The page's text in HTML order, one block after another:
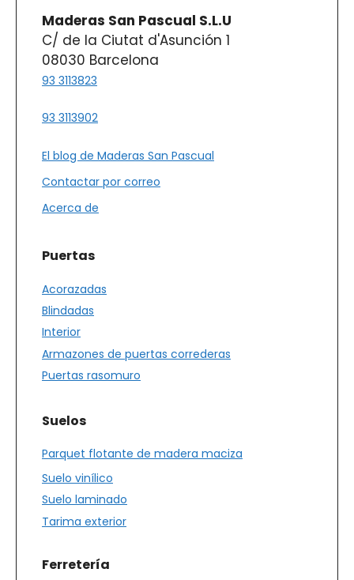
Maderas San Pascual S.L.U
C/ de la Ciutat d'Asunción 1
08030 Barcelona
93 3113823
93 3113902
El blog de Maderas San Pascual
Contactar por correo
Acerca de
Puertas
Acorazadas
Blindadas
Interior
Armazones de puertas correderas
Puertas rasomuro
Suelos
Parquet flotante de madera maciza
Suelo vinílico
Suelo laminado
Tarima exterior
Ferretería